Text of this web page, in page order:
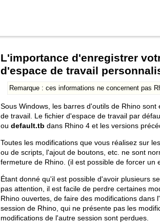
L'importance d'enregistrer
d'espace de travail
Remarque : ces informations ne concernent pas
Sous Windows, les barres d'outils de Rhino
de travail. Le fichier d'espace de travail par
ou default.tb dans Rhino 4 et les versions
Toutes les modifications que vous réalisez sur
ou de scripts, l'ajout de boutons, etc. ne sont
fermeture de Rhino. (il est possible de forcer un
Étant donné qu'il est possible d'avoir plusieurs
pas attention, il est facile de perdre certaines
Rhino ouvertes, de faire des modifications
session de Rhino, qui ne présente pas les
modifications de l'autre session sont perdues.